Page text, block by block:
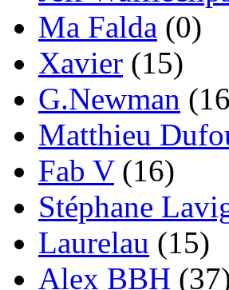
Ma Falda (0)
Xavier (15)
G.Newman
Matthieu
Fab V(16)
Stéphane
Laurelau (15)
Alex BBH